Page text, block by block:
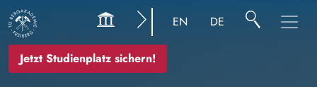
Jetzt Studienplatz sichern!
EN DE
Image